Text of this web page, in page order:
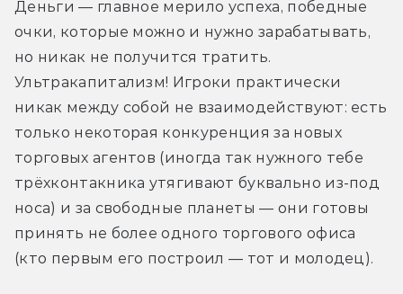
Деньги — главное мерило успеха, победные
очки, которые можно и нужно зарабатывать,
но никак не получится тратить.
Ультракапитализм! Игроки практически
никак между собой не взаимодействуют: есть
только некоторая конкуренция за новых
торговых агентов (иногда так нужного тебе
трёхконтакника утягивают буквально из-под
носа) и за свободные планеты — они готовы
принять не более одного торгового офиса
(кто первым его построил — тот и молодец).